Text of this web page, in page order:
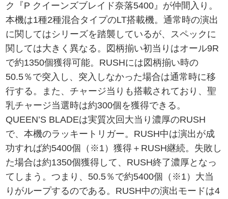
ク『P クイーンズブレイド奈落5400』が仲間入り。
本機は1種2種混合タイプのLT搭載機。通常時の演出
に関してはシリーズを踏襲しているが、スペックに
関しては大きく異なる。図柄揃い初当りはオール9R
で約1350個獲得可能。RUSHには図柄揃い時の
50.5％で突入し、突入しなかった場合は通常時に移
行する。また、チャージ当りも搭載されており、聖
乳チャージ当選時は約300個を獲得できる。
QUEEN’S BLADEは実質次回大当り濃厚のRUSH
で、本機のラッキートリガー。RUSH中は演出が成
功すれば約5400個（※1）獲得＋RUSH継続。失敗し
た場合は約1350個獲得して、RUSH終了濃厚となっ
てしまう。つまり、50.5％で約5400個（※1）大当
りがループするのである。RUSH中の演出モードは4